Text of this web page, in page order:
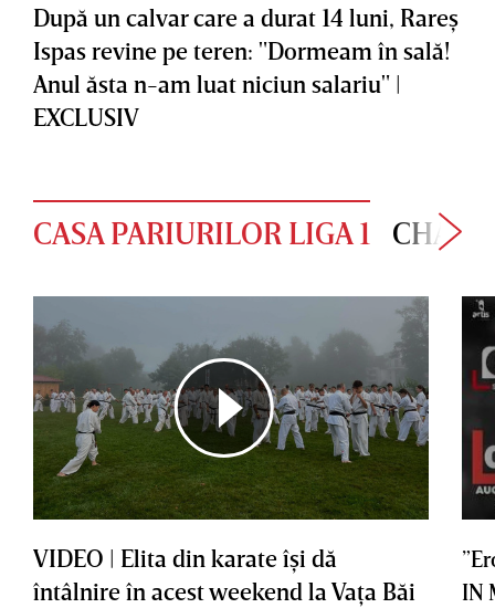
După un calvar care a durat 14 luni, Rareş
Ispas revine pe teren: "Dormeam în sală!
Anul ăsta n-am luat niciun salariu" |
EXCLUSIV
CASA PARIURILOR LIGA 1
VIDEO | Elita din karate îşi dă
întâlnire în acest weekend la Vaţa Băi
IN